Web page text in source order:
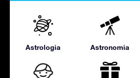
Astrologia Astronomia